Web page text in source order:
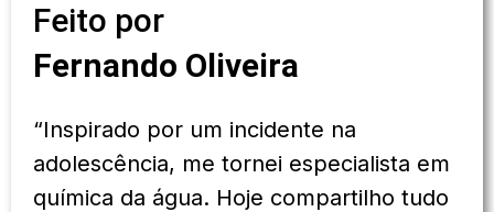
Feito por
Fernando Oliveira
“Inspirado por um incidente na
adolescência, me tornei especialista em
química da água. Hoje compartilho tudo